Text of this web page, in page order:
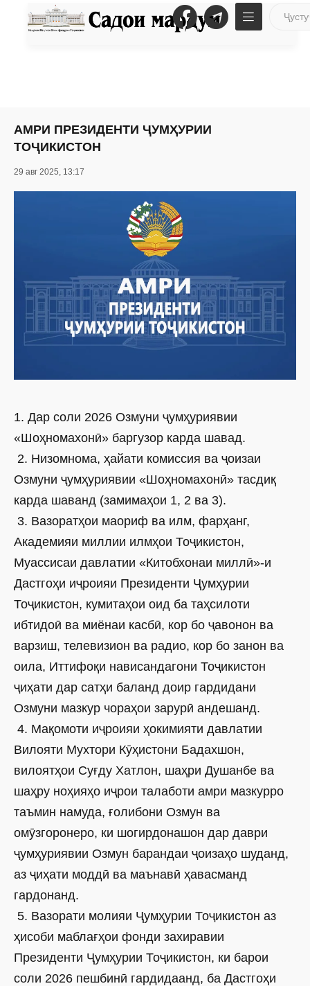
АМРИ ПРЕЗИДЕНТИ ҶУМҲУРИИ
ТОҶИКИСТОН
29 авг 2025, 13:17
1. Дар соли 2026 Озмуни ҷумҳуриявии
«Шоҳномахонӣ» баргузор карда шавад.
2. Низомнома, ҳайати комиссия ва ҷоизаи
Озмуни ҷумҳуриявии «Шоҳномахонӣ» тасдиқ
карда шаванд (замимаҳои 1, 2 ва 3).
3. Вазоратҳои маориф ва илм, фарҳанг,
Академияи миллии илмҳои Тоҷикистон,
Муассисаи давлатии «Китобхонаи миллӣ»-и
Дастгоҳи иҷроияи Президенти Ҷумҳурии
Тоҷикистон, кумитаҳои оид ба таҳсилоти
ибтидоӣ ва миёнаи касбӣ, кор бо ҷавонон ва
варзиш, телевизион ва радио, кор бо занон ва
оила, Иттифоқи нависандагони Тоҷикистон
ҷиҳати дар сатҳи баланд доир гардидани
Озмуни мазкур чораҳои зарурӣ андешанд.
4. Мақомоти иҷроияи ҳокимияти давлатии
Вилояти Мухтори Кӯҳистони Бадахшон,
вилоятҳои Суғду Хатлон, шаҳри Душанбе ва
шаҳру ноҳияҳо иҷрои талаботи амри мазкурро
таъмин намуда, ғолибони Озмун ва
омӯзгоронеро, ки шогирдонашон дар даври
ҷумҳуриявии Озмун барандаи ҷоизаҳо шуданд,
аз ҷиҳати моддӣ ва маънавӣ ҳавасманд
гардонанд.
5. Вазорати молияи Ҷумҳурии Тоҷикистон аз
ҳисоби маблағҳои фонди захиравии
Президенти Ҷумҳурии Тоҷикистон, ки барои
соли 2026 пешбинӣ гардидаанд, ба Дастгоҳи